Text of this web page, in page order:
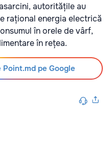
autoritățile au
rațional energia electrică
în orele de vârf,
în rețea.
pe Google